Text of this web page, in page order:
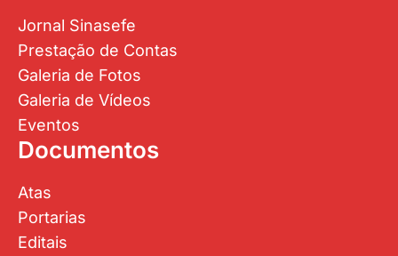
Jornal Sinasefe
Prestação de Contas
Galeria de Fotos
Galeria de Vídeos
Eventos
Documentos
Atas
Portarias
Editais